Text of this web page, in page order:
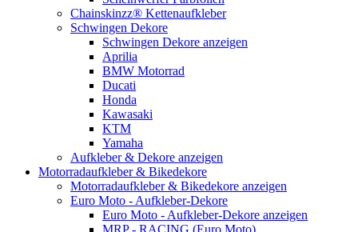
Chainskinzz® Kettenaufkleber
Schwingen Dekore
Schwingen Dekore anzeigen
Aprilia
BMW Motorrad
Ducati
Honda
Kawasaki
KTM
Yamaha
Aufkleber & Dekore anzeigen
Motorradaufkleber & Bikedekore
Motorradaufkleber & Bikedekore anzeigen
Euro Moto - Aufkleber-Dekore
Euro Moto - Aufkleber-Dekore anzeigen
MRP - RACING (Euro Moto)